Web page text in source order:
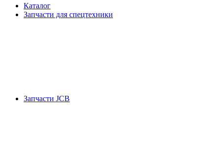
Каталог
Запчасти для спецтехники
Запчасти JCB